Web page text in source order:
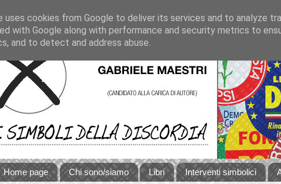
Home page Chi sono/siamo Libri Interventi simbolici
uses cookies from Google to deliver its services and to analyze
with Google along with performance and security metrics to
and to detect and address abuse.